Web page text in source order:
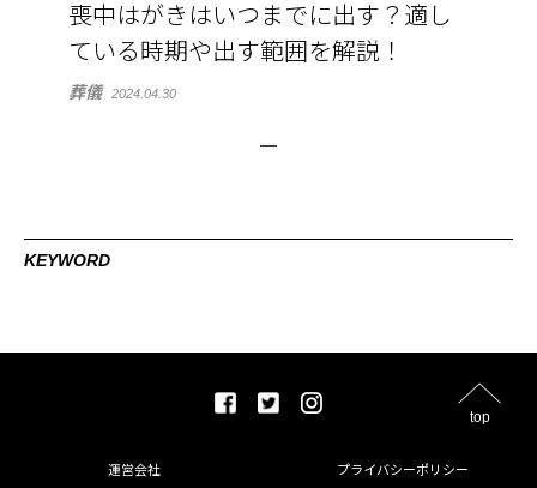
喪中はがきはいつまでに出す？適し
ている時期や出す範囲を解説！
葬儀 2024.04.30
KEYWORD
top
運営会社 プライバシーポリシー